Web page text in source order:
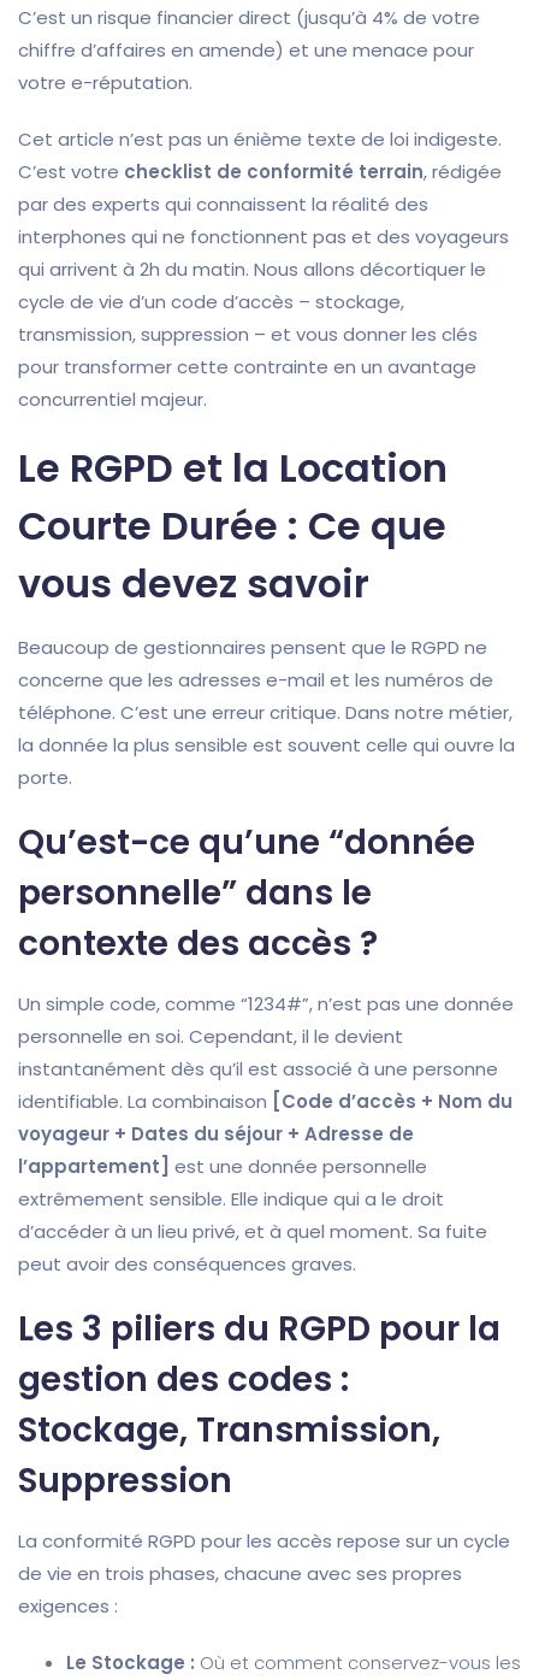
C’est un risque financier direct (jusqu’à 4% de votre
chiffre d’affaires en amende) et une menace pour
votre e-réputation.
Cet article n’est pas un énième texte de loi indigeste.
C’est votre checklist de conformité terrain, rédigée
par des experts qui connaissent la réalité des
interphones qui ne fonctionnent pas et des voyageurs
qui arrivent à 2h du matin. Nous allons décortiquer le
cycle de vie d’un code d’accès – stockage,
transmission, suppression – et vous donner les clés
pour transformer cette contrainte en un avantage
concurrentiel majeur.
Le RGPD et la Location
Courte Durée : Ce que
vous devez savoir
Beaucoup de gestionnaires pensent que le RGPD ne
concerne que les adresses e-mail et les numéros de
téléphone. C’est une erreur critique. Dans notre métier,
la donnée la plus sensible est souvent celle qui ouvre la
porte.
Qu’est-ce qu’une “donnée
personnelle” dans le
contexte des accès ?
Un simple code, comme “1234#”, n’est pas une donnée
personnelle en soi. Cependant, il le devient
instantanément dès qu’il est associé à une personne
identifiable. La combinaison
[Code d’accès + Nom du
voyageur + Dates du séjour + Adresse de
l’appartement]
est une donnée personnelle
extrêmement sensible. Elle indique qui a le droit
d’accéder à un lieu privé, et à quel moment. Sa fuite
peut avoir des conséquences graves.
Les 3 piliers du RGPD pour la
gestion des codes :
Stockage, Transmission,
Suppression
La conformité RGPD pour les accès repose sur un cycle
de vie en trois phases, chacune avec ses propres
exigences :
Le Stockage : Où et comment conservez-vous les